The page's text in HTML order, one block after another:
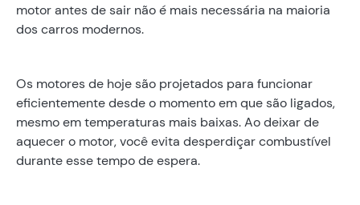
motor antes de sair não é mais necessária na maioria
dos carros modernos.
Os motores de hoje são projetados para funcionar
eficientemente desde o momento em que são ligados,
mesmo em temperaturas mais baixas. Ao deixar de
aquecer o motor, você evita desperdiçar combustível
durante esse tempo de espera.